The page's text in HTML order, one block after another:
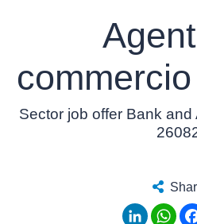
Sector job offer Bank
LinkedIn